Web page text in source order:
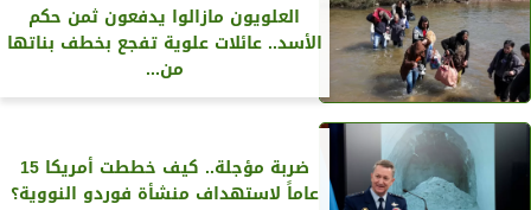
العلويون مازالوا يدفعون ثمن حكم
الأسد.. عائلات علوية تفجع بخطف بناتها
من...
ضربة مؤجلة.. كيف خططت أمريكا 15
عاماً لاستهداف منشأة فوردو النووية؟